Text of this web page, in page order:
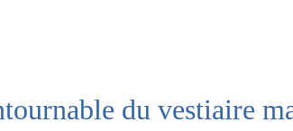
du vestiaire